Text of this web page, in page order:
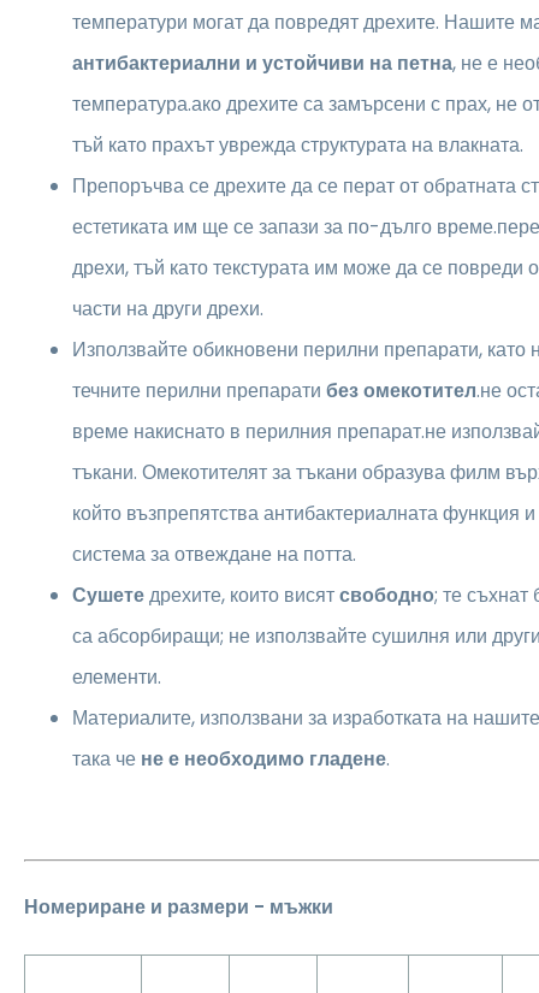
температури могат да повредят дрехите. Нашите
антибактериални и устойчиви на петна, не е
температура.ако дрехите са замърсени с прах, не
тъй като прахът уврежда структурата на влакната.
Препоръчва се дрехите да се перат от обратната
естетиката им ще се запази за по-дълго
дрехи, тъй като текстурата им може да се повреди
части на други дрехи.
Използвайте обикновени перилни препарати, като
течните перилни препарати без омекотител.не
време накиснато в перилния препарат.не
тъкани. Омекотителят за тъкани образува филм
който възпрепятства антибактериалната функция
система за отвеждане на потта.
Сушетедрехите, които висятсвободно; те съхнат
са абсорбиращи; не използвайте сушилня или
елементи.
Материалите, използвани за изработката на
така че не е необходимо гладене.
Номериране и размери - мъжки